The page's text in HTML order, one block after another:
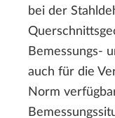
bei der
Bemessungs-
auch für die
Norm